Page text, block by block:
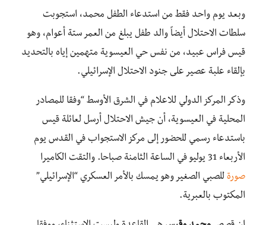
وبعد يوم واحد فقط من استدعاء الطفل محمد، استجوبت
سلطات الاحتلال أيضاً والد طفل يبلغ من العمر ستة أعوام، وهو
قيس فراس عبيد، من نفس حي العيسوية متهمين إياه بالتحديد
بإلقاء علبة عصير على جنود الاحتلال الإسرائيلي.
وذكر المركز الدولي للاعلام في الشرق الأوسط “وفقا للمصادر
المحلية في العيسوية، أن جيش الاحتلال أرسل لعائلة قيس
باستدعاء رسمي للحضور إلى مركز الاستجواب في القدس يوم
الأربعاء 31 يوليو في الساعة الثامنة صباحا. والتقت الكاميرا
صورة للصبي الصغير وهو يمسك بالأمر العسكري “الإسرائيلي”
المكتوب بالعبرية.